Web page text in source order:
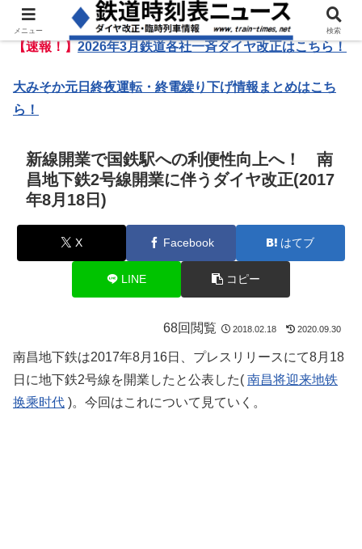
【速報！】2026年3月鉄道各社一斉ダイヤ改正はこちら！
大みそか元日終夜運転・終電繰り下げ情報まとめはこち
ら！
新線開業で国鉄駅への利便性向上へ！ 南
昌地下鉄2号線開業に伴うダイヤ改正(2017
年8月18日)
X Facebook はてブ
LINE コピー
68回閲覧 2018.02.18 2020.09.30
南昌地下鉄は2017年8月16日、プレスリリースにて8月18
日に地下鉄2号線を開業したと公表した( 南昌将迎来地铁
换乘时代 )。今回はこれについて見ていく。
メニュー 検索